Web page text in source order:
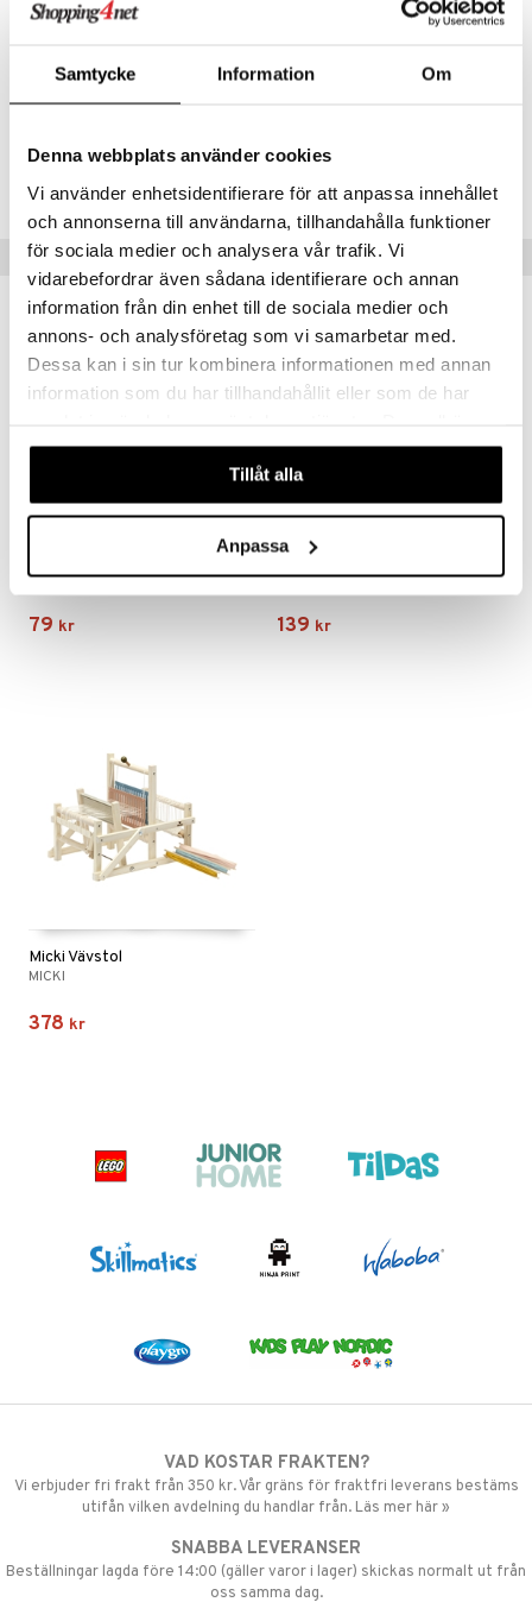
Samtycke Information Om
Denna webbplats använder cookies
Vi använder enhetsidentifierare för att anpassa innehållet
och annonserna till användarna, tillhandahålla funktioner
för sociala medier och analysera vår trafik. Vi
vidarebefordrar även sådana identifierare och annan
information från din enhet till de sociala medier och
annons- och analysföretag som vi samarbetar med.
Dessa kan i sin tur kombinera informationen med annan
information som du har tillhandahållit eller som de har
våra cookies vid fortsatt användande av vår webbplats.
Tillåt alla
Anpassa
Lägsta pris senaste 30 dagarna: 119 kr
Tips till dig
MICKI
79 kr
Micki Vävram
MICKI
139 kr
Micki Vävstol
MICKI
378 kr
VAD KOSTAR FRAKTEN?
Vi erbjuder fri frakt från 350 kr. Vår gräns för fraktfri leverans bestäms
utifån vilken avdelning du handlar från. Läs mer här »
SNABBA LEVERANSER
Beställningar lagda före 14:00 (gäller varor i lager) skickas normalt ut från
oss samma dag.